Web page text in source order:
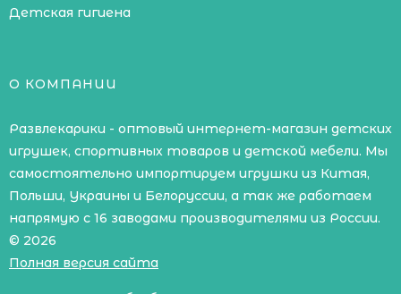
Детская гигиена
О КОМПАНИИ
Развлекарики - оптовый интернет-магазин детских
игрушек, спортивных товаров и детской мебели. Мы
самостоятельно импортируем игрушки из Китая,
Польши, Украины и Белоруссии, а так же работаем
напрямую с 16 заводами производителями из России.
© 2026
Полная версия сайта